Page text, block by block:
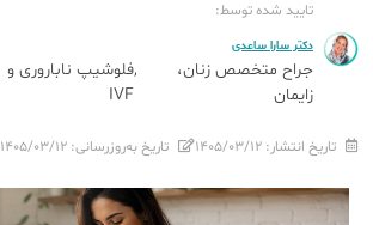
تایید شده توسط:
دکتر سارا ساعدی
جراح متخصص زنان،
زایمان
فلوشیپ ناباروری و
IVF
تاریخ انتشار: ۱۴۰۵/۰۳/۱۲ تاریخ به‌روزرسانی: ۱۴۰۵/۰۳/۱۲